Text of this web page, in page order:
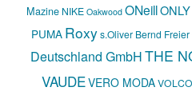
Mazine NIKE Oakwood ONeillONLY
PUMA Roxys.Oliver Bernd
Deutschland GmbHTHE
VAUDEVERO MODA